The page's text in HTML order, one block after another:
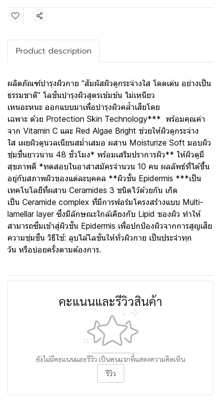
แชร์
Product description
ผลิตภัณฑ์บำรุงผิวกาย “สัมผัสผิวดูกระจ่างใส โดดเด่น อย่างเป็น
ธรรมชาติ” โลชั่นบำรุงผิวสูตรเข้มข้น ไม่เหนียว
เหนอะหนะ ออกแบบมาเพื่อบำรุงผิวคล้ำเสียโดย
เฉพาะ ด้วย Protection Skin Technology*** พร้อมคุณค่า
จาก Vitamin C และ Red Algae Bright ช่วยให้ผิวดูกระจ่าง
ใส เผยผิวดูนวลเนียนสม่ำเสมอ ผสาน Moisturize Soft มอบผิว
ชุ่มชื่นยาวนาน 48 ชั่วโมง* พร้อมเสริมปราการผิว** ให้ผิวดูมี
สุขภาพดี *ทดสอบในอาสาสมัครจำนวน 10 คน ผลลัพธ์ที่ได้ขึ้น
อยู่กับสภาพผิวของแต่ละบุคคล **ผิวชั้น Epidermis ***เป็น
เทคโนโลยีที่ผสาน Ceramides 3 ชนิดไว้ด้วยกัน เกิด
เป็น Ceramide complex ที่มีการฟอร์มโครงสร้างแบบ Multi-
lamellar layer ซึ่งมีลักษณะใกล้เคียงกับ Lipid ของผิว ทำให้
สามารถซึมเข้าสู่ผิวชั้น Epidermis เพื่อปกป้องผิวจากการสูญเสีย
ความชุ่มชื่น วิธีใช้: ลูบไล้โลชั่นให้ทั่วผิวกาย เป็นประจำทุก
วัน หรือบ่อยครั้งตามต้องการ.
คะแนนและรีวิวสินค้า
ยังไม่มีคะแนนและรีวิว เป็นคนแรกที่แสดงความคิดเห็น
รีวิว